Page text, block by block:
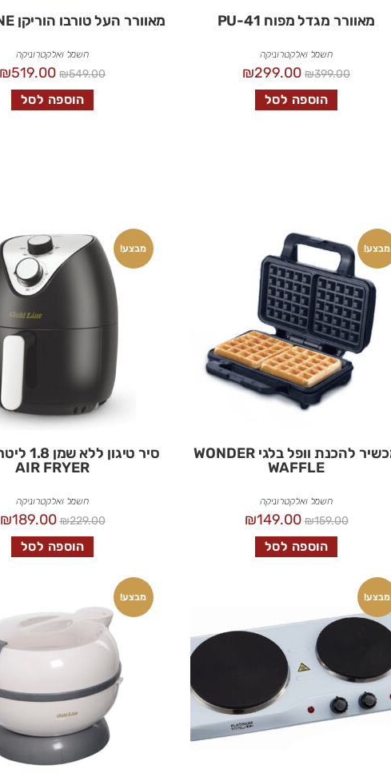
מאוורר מגדל מפוח PU-41
חשמל ואלקטרוניקה
₪399.00
₪299.00
הוספה לסל
מאוורר העל טורבו הוריקן GOLD LINE
חשמל ואלקטרוניקה
₪549.00
₪519.00
הוספה לסל
מבצע!
מכשיר להכנת וופל בלגי WONDER
WAFFLE
חשמל ואלקטרוניקה
₪159.00
₪149.00
הוספה לסל
מבצע!
AIR FRYER
חשמל ואלקטרוניקה
₪229.00
₪189.00
הוספה לסל
מבצע! מבצע!